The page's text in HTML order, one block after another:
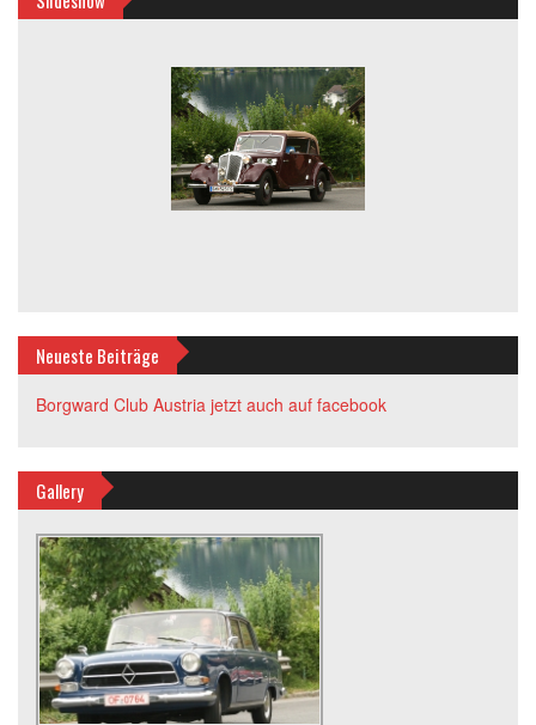
Neueste Beiträge
Borgward Club Austria jetzt auch auf facebook
Gallery